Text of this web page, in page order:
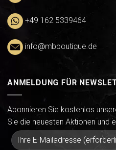
+49 162 5339464
info@mbboutique.de
ANMELDUNG FÜR
Abonnieren Sie kostenlos
Sie die neuesten Aktionen und